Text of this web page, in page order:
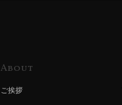
About
ご挨拶